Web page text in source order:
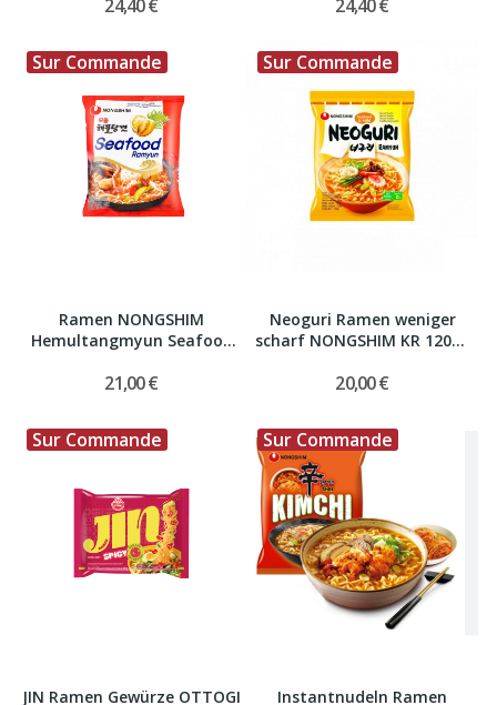
24,40 € 24,40 €
Sur Commande
Ramen NONGSHIM
Hemultangmyun Seafood
21,00 €
Sur Commande
Neoguri Ramen weniger
scharf NONGSHIM KR 120g*
20,00 €
Sur Commande
JIN Ramen Gewürze OTTOGI
Sur Commande
Instantnudeln Ramen